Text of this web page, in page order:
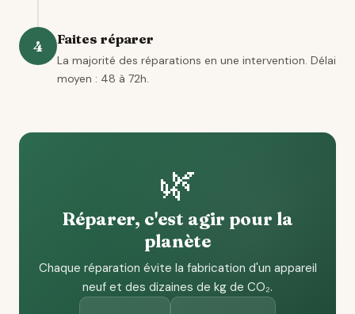
4 Faites réparer
La majorité des réparations en une intervention. Délai
moyen : 48 à 72h.
🌿
Réparer, c'est agir pour la
planète
Chaque réparation évite la fabrication d'un appareil
neuf et des dizaines de kg de CO₂.